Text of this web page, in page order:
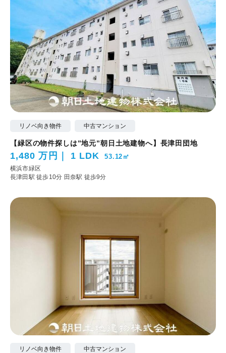
リノベ向き物件 中古マンション
【緑区の物件探しは”地元”朝日土地建物へ】長津田団地
1,480 万円 1 LDK 53.12㎡
横浜市緑区
長津田駅 徒歩10分 田奈駅 徒歩9分
リノベ向き物件 中古マンション